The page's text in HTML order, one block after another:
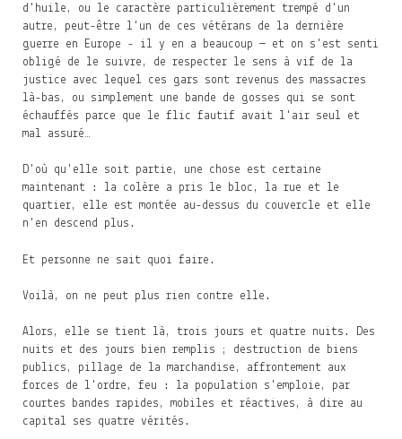
d'huile, ou le caractère particulièrement trempé d'un
autre, peut-être l'un de ces vétérans de la dernière
guerre en Europe - il y en a beaucoup — et on s'est senti
obligé de le suivre, de respecter le sens à vif de la
justice avec lequel ces gars sont revenus des massacres
là-bas, ou simplement une bande de gosses qui se sont
échauffés parce que le flic fautif avait l'air seul et
mal assuré…
D'où qu'elle soit partie, une chose est certaine
maintenant : la colère a pris le bloc, la rue et le
quartier, elle est montée au-dessus du couvercle et elle
n'en descend plus.
Et personne ne sait quoi faire.
Voilà, on ne peut plus rien contre elle.
Alors, elle se tient là, trois jours et quatre nuits. Des
nuits et des jours bien remplis ; destruction de biens
publics, pillage de la marchandise, affrontement aux
forces de l'ordre, feu : la population s'emploie, par
courtes bandes rapides, mobiles et réactives, à dire au
capital ses quatre vérités.